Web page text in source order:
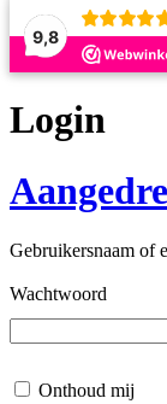
9,8
Login
Gebruikersnaam of
Wachtwoord
Onthoud mij